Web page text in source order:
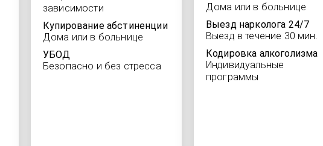
зависимости
Купирование абстиненции
Дома или в больнице
УБОД
Безопасно и без стресса
Дома или в больнице
Выезд нарколога 24/7
Выезд в течение 30 мин.
Кодировка алкоголизма
Индивидуальные
программы